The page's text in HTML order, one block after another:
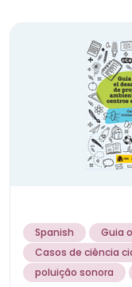
Spanish
Guia
Casos de ciência
poluição sonora